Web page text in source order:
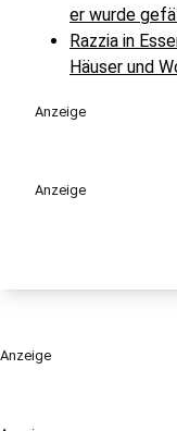
er wurde
Razzia in
Häuser und
Anzeige
Anzeige
Anzeige